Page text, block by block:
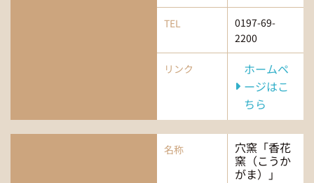
TEL
0197-69-
2200
リンク
ホームペ
ージはこ
ちら
名称 穴窯「香花
窯（こうか
がま）」